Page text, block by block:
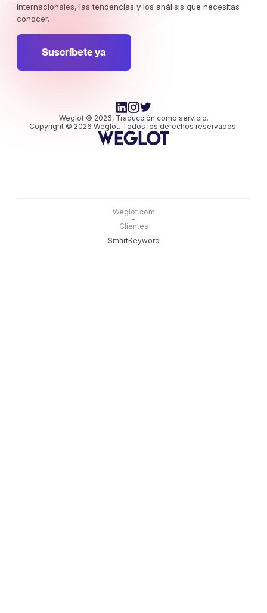
internacionales, las tendencias y los análisis que necesitas
conocer.
Suscríbete ya
Weglot © 2026, Traducción como servicio.
Copyright © 2026 Weglot. Todos los derechos reservados.
Weglot.com
-
Clientes
-
SmartKeyword